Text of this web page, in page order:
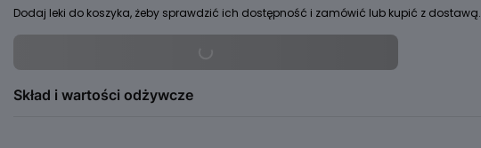
Dodaj leki do koszyka, żeby sprawdzić ich dostępność i zamówić lub kupić z dostawą.
Skład i wartości odżywcze